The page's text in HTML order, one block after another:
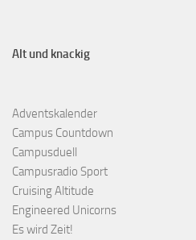
Alt und knackig
Adventskalender
Campus Countdown
Campusduell
Campusradio Sport
Cruising Altitude
Engineered Unicorns
Es wird Zeit!